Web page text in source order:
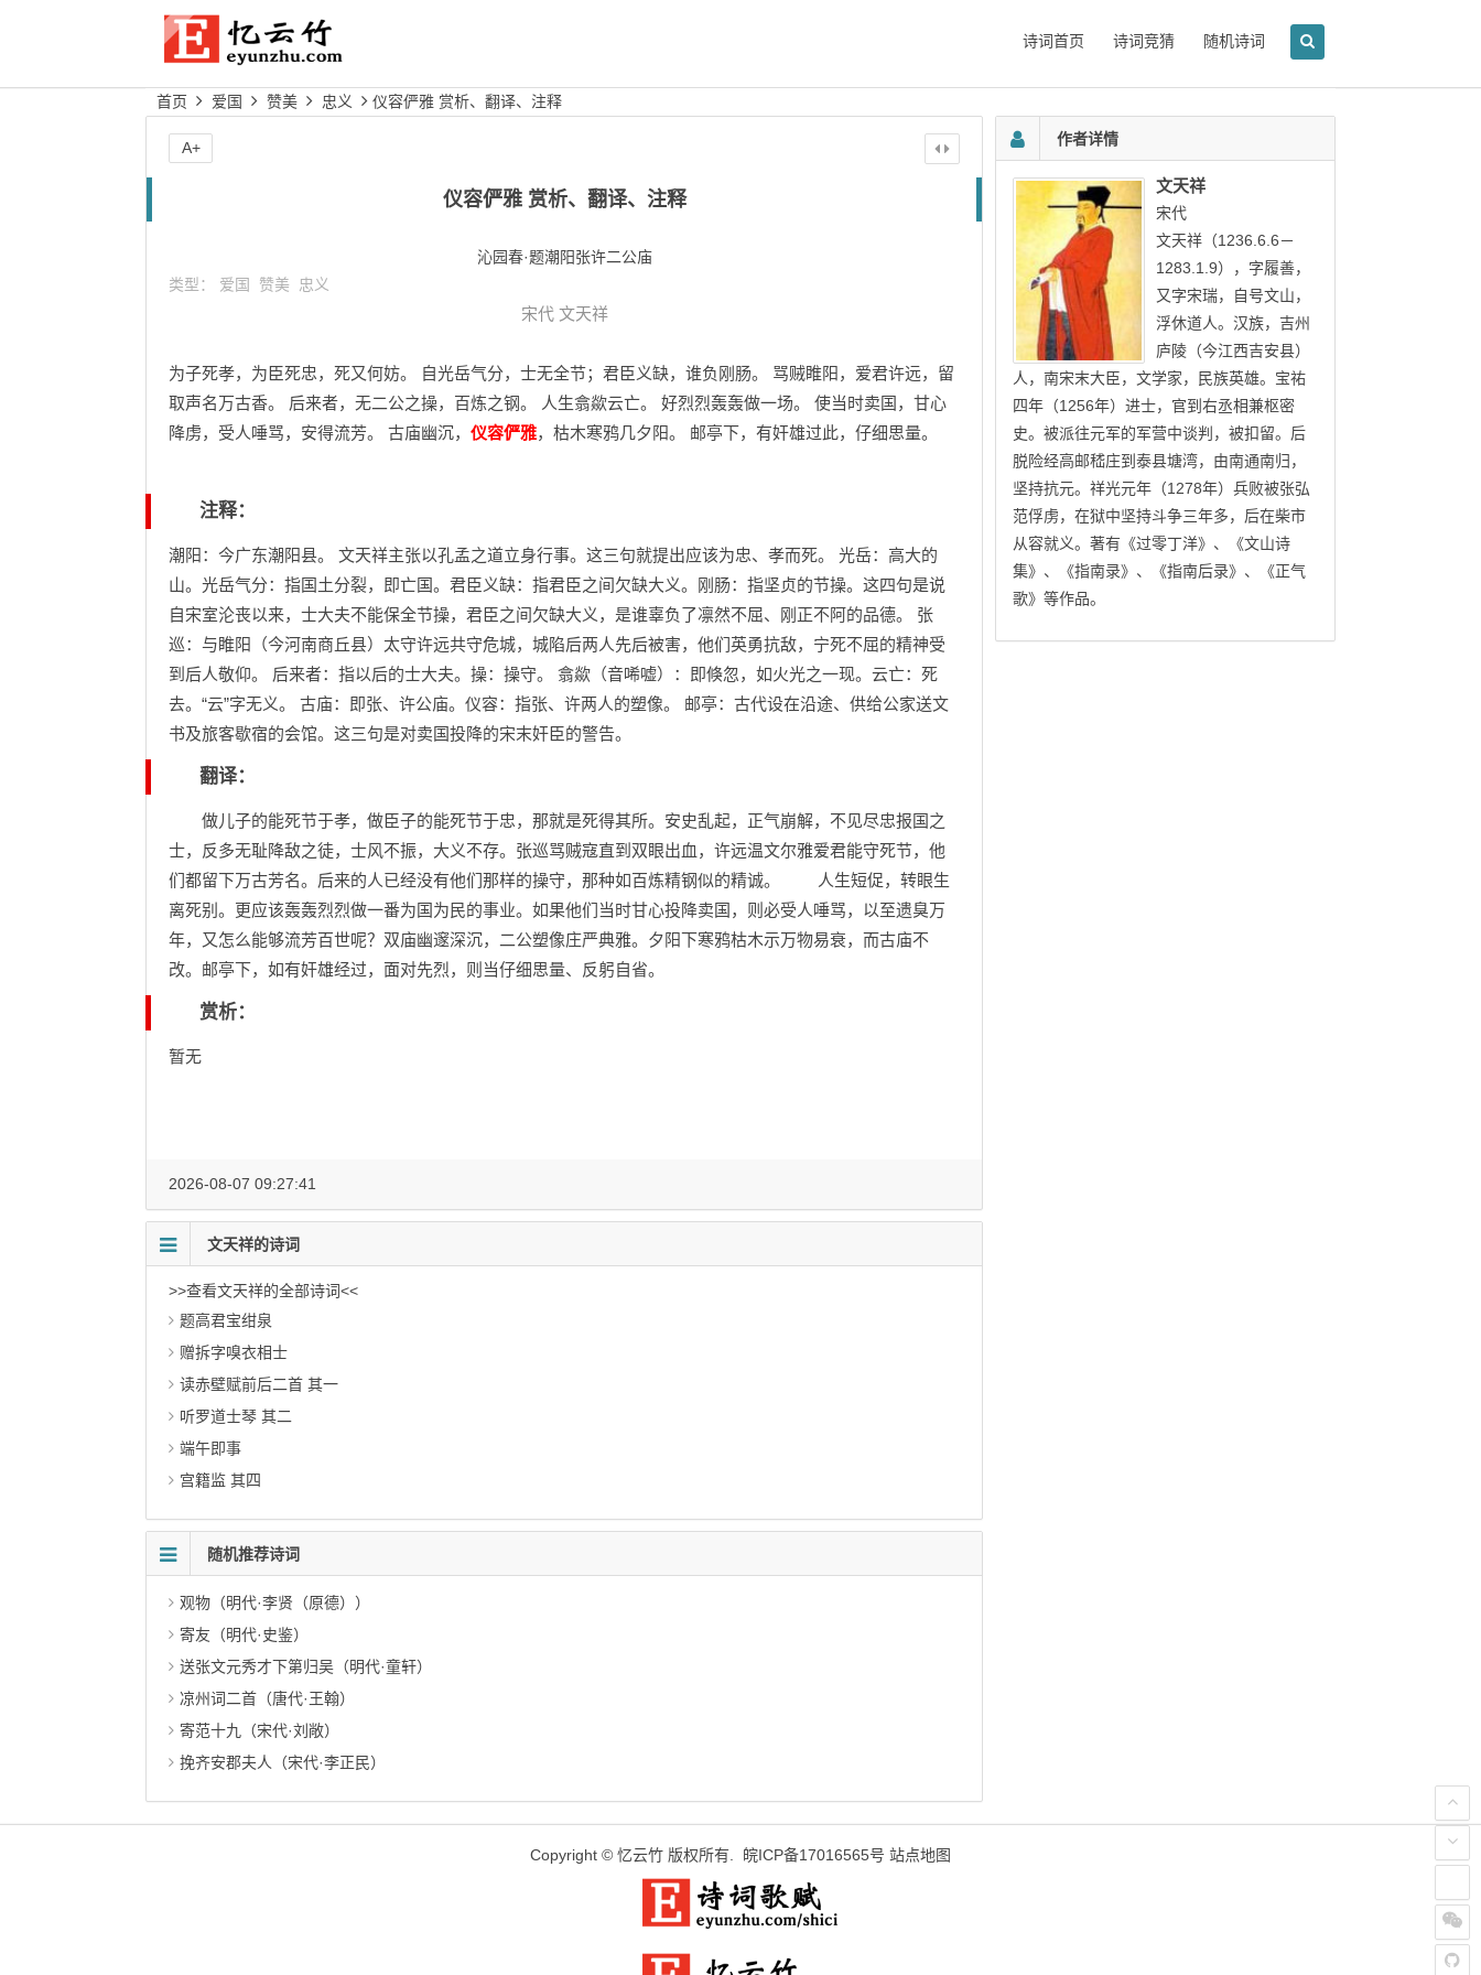
诗词首页 诗词竞猜 随机诗词
首页 爱国 赞美 忠义 仪容俨雅 赏析、翻译、注释
仪容俨雅 赏析、翻译、注释
沁园春·题潮阳张许二公庙
类型： 爱国 赞美 忠义
宋代 文天祥
为子死孝，为臣死忠，死又何妨。 自光岳气分，士无全节；君臣义缺，谁负刚肠。 骂贼睢阳，爱君许远，留
取声名万古香。 后来者，无二公之操，百炼之钢。 人生翕歘云亡。 好烈烈轰轰做一场。 使当时卖国，甘心
降虏，受人唾骂，安得流芳。 古庙幽沉， 仪容俨雅，枯木寒鸦几夕阳。 邮亭下，有奸雄过此，仔细思量。
注释：
潮阳：今广东潮阳县。 文天祥主张以孔孟之道立身行事。这三句就提出应该为忠、孝而死。 光岳：高大的
山。光岳气分：指国土分裂，即亡国。君臣义缺：指君臣之间欠缺大义。刚肠：指坚贞的节操。这四句是说
自宋室沦丧以来，士大夫不能保全节操，君臣之间欠缺大义，是谁辜负了凛然不屈、刚正不阿的品德。 张
巡：与睢阳（今河南商丘县）太守许远共守危城，城陷后两人先后被害，他们英勇抗敌，宁死不屈的精神受
到后人敬仰。 后来者：指以后的士大夫。操：操守。 翕歘（音唏嘘）：即倏忽，如火光之一现。云亡：死
去。“云”字无义。 古庙：即张、许公庙。仪容：指张、许两人的塑像。 邮亭：古代设在沿途、供给公家送文
书及旅客歇宿的会馆。这三句是对卖国投降的宋末奸臣的警告。
翻译：
做儿子的能死节于孝，做臣子的能死节于忠，那就是死得其所。安史乱起，正气崩解，不见尽忠报国之
士，反多无耻降敌之徒，士风不振，大义不存。张巡骂贼寇直到双眼出血，许远温文尔雅爱君能守死节，他
们都留下万古芳名。后来的人已经没有他们那样的操守，那种如百炼精钢似的精诚。 人生短促，转眼生
离死别。更应该轰轰烈烈做一番为国为民的事业。如果他们当时甘心投降卖国，则必受人唾骂，以至遗臭万
年，又怎么能够流芳百世呢？双庙幽邃深沉，二公塑像庄严典雅。夕阳下寒鸦枯木示万物易衰，而古庙不
改。邮亭下，如有奸雄经过，面对先烈，则当仔细思量、反躬自省。
赏析：
暂无
A+
2026-08-07 09:27:41
文天祥的诗词
>>查看文天祥的全部诗词<<
题高君宝绀泉
赠拆字嗅衣相士
读赤壁赋前后二首 其一
听罗道士琴 其二
端午即事
宫籍监 其四
随机推荐诗词
观物（明代·李贤（原德））
寄友（明代·史鉴）
送张文元秀才下第归吴（明代·童轩）
凉州词二首（唐代·王翰）
寄范十九（宋代·刘敞）
挽齐安郡夫人（宋代·李正民）
作者详情
文天祥
宋代
文天祥（1236.6.6－
1283.1.9），字履善，
又字宋瑞，自号文山，
浮休道人。汉族，吉州
庐陵（今江西吉安县）
人，南宋末大臣，文学家，民族英雄。宝祐
四年（1256年）进士，官到右丞相兼枢密
史。被派往元军的军营中谈判，被扣留。后
脱险经高邮嵇庄到泰县塘湾，由南通南归，
坚持抗元。祥光元年（1278年）兵败被张弘
范俘虏，在狱中坚持斗争三年多，后在柴市
从容就义。著有《过零丁洋》、《文山诗
集》、《指南录》、《指南后录》、《正气
歌》等作品。
Copyright © 忆云竹 版权所有. 皖ICP备17016565号 站点地图